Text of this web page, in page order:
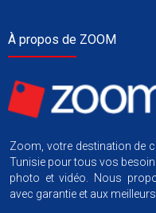
À propos de ZOOM
Zoom, votre destination de
Tunisie pour tous vos
photo et vidéo. Nous
avec garantie et aux